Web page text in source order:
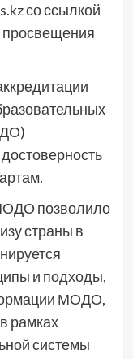
со ссылкой
просвещения
позволило
страны в
и подходы,
МОДО,
рамках
системы